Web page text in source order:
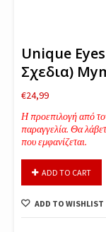
Unique
Σχεδια)
€24,99
Η προεπιλογή από
παραγγελία. Θα
που εμφανίζεται.
Eyes
Κουκλα
ADD TO CART
ADD TO WISHLIST